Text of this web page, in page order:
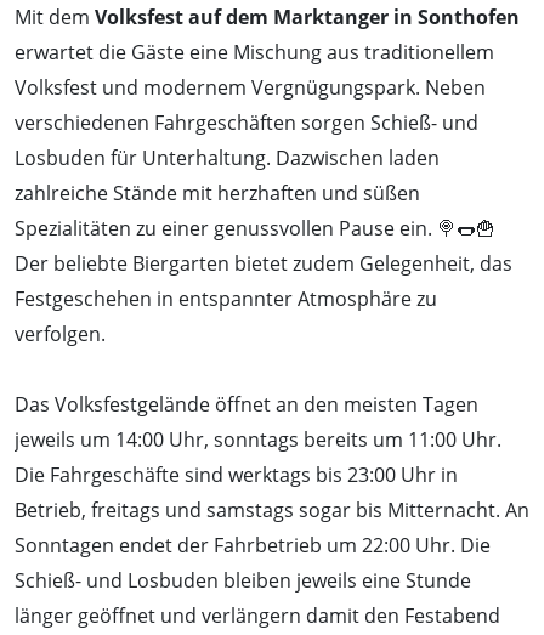
Mit dem Volksfest auf dem Marktanger in Sonthofen
erwartet die Gäste eine Mischung aus traditionellem
Volksfest und modernem Vergnügungspark. Neben
verschiedenen Fahrgeschäften sorgen Schieß- und
Losbuden für Unterhaltung. Dazwischen laden
zahlreiche Stände mit herzhaften und süßen
Spezialitäten zu einer genussvollen Pause ein. 🍭🌭🍟
Der beliebte Biergarten bietet zudem Gelegenheit, das
Festgeschehen in entspannter Atmosphäre zu
verfolgen.
Das Volksfestgelände öffnet an den meisten Tagen
jeweils um 14:00 Uhr, sonntags bereits um 11:00 Uhr.
Die Fahrgeschäfte sind werktags bis 23:00 Uhr in
Betrieb, freitags und samstags sogar bis Mitternacht. An
Sonntagen endet der Fahrbetrieb um 22:00 Uhr. Die
Schieß- und Losbuden bleiben jeweils eine Stunde
länger geöffnet und verlängern damit den Festabend